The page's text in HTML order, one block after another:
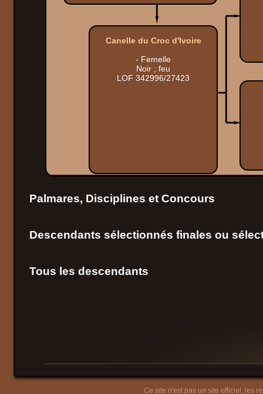
Canelle du Croc d'Ivoire
- Femelle
Noir ; feu
LOF 342996/27423
Palmares, Disciplines et Concours
Descendants sélectionnés finales ou
Tous les descendants
Ce site n'est pas un site officiel, les